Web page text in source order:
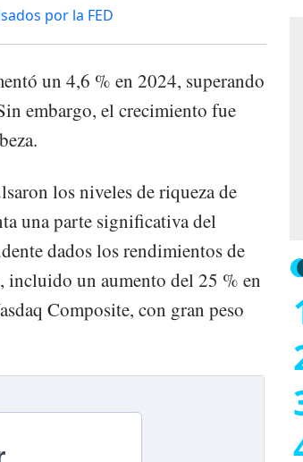
por la FED
un 4,6 % en 2024, superando
embargo, el crecimiento fue
los niveles de riqueza de
una parte significativa del
dados los rendimientos de
incluido un aumento del 25 % en
Composite, con gran peso